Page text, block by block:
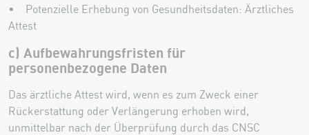
• Potenzielle Erhebung von Gesundheitsdaten: Ärztliches
Attest
c) Aufbewahrungsfristen für
personenbezogene Daten
Das ärztliche Attest wird, wenn es zum Zweck einer
Rückerstattung oder Verlängerung erhoben wird,
unmittelbar nach der Überprüfung durch das CNSC